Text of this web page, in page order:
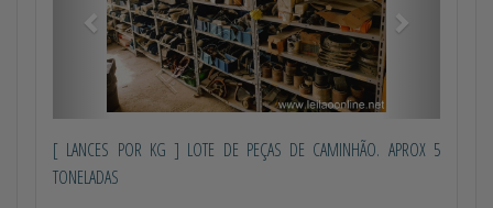
[ LANCES POR KG ] LOTE DE PEÇAS DE CAMINHÃO. APROX 5
TONELADAS